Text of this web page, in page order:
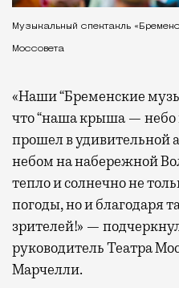
Музыкальный спектакль
Моссовета
«Наши “Бременские
что “наша крыша — небо
прошел в удивительной
небом на набережной
тепло и солнечно не
погоды, но и благодаря
зрителей!» —
руководитель Театра
Марчелли.